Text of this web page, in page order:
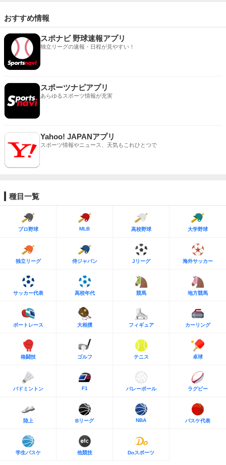
おすすめ情報
スポナビ 野球速報アプリ
独立リーグの速報・日程が見やすい！
スポーツナビアプリ
あらゆるスポーツ情報が充実
Yahoo! JAPANアプリ
スポーツ情報やニュース、天気もこれひとつで
種目一覧
プロ野球 MLB 高校野球 大学野球
独立リーグ 侍ジャパン Jリーグ 海外サッカー
サッカー代表 高校年代 競馬 地方競馬
ボートレース 大相撲 フィギュア カーリング
格闘技 ゴルフ テニス 卓球
バドミントン F1 バレーボール ラグビー
陸上 Bリーグ NBA バスケ代表
学生バスケ 他競技 Doスポーツ